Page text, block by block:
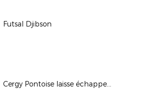
Futsal Djibson
Cergy Pontoise laisse échapper la victoire